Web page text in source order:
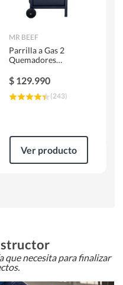
MR BEEF
Parrilla a Gas 2
Quemadores
$ 129.990
(243)
Ver producto
que necesita para finalizar